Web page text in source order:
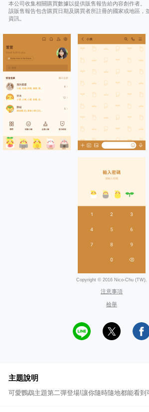
本公司收集相關購買數據以提供販售報告給內容創作者。
該販售報告包含購買日期及購買者所註冊的國家或地區，
資訊。
Copyright © 2016 Nico-Chu (TW).
注意事項
檢舉
主題說明
可愛鸚鵡主題第二彈登場!讓你隨時隨地都能看到